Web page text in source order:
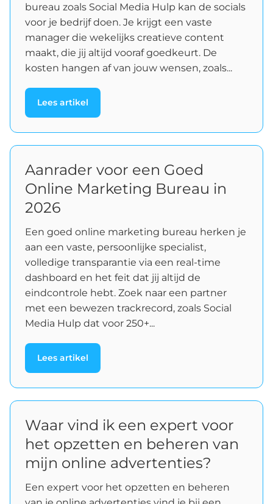
bureau zoals Social Media Hulp kan de socials
voor je bedrijf doen. Je krijgt een vaste
manager die wekelijks creatieve content
maakt, die jij altijd vooraf goedkeurt. De
kosten hangen af van jouw wensen, zoals...
Lees artikel
Aanrader voor een Goed
Online Marketing Bureau in
2026
Een goed online marketing bureau herken je
aan een vaste, persoonlijke specialist,
volledige transparantie via een real-time
dashboard en het feit dat jij altijd de
eindcontrole hebt. Zoek naar een partner
met een bewezen trackrecord, zoals Social
Media Hulp dat voor 250+...
Lees artikel
Waar vind ik een expert voor
het opzetten en beheren van
mijn online advertenties?
Een expert voor het opzetten en beheren